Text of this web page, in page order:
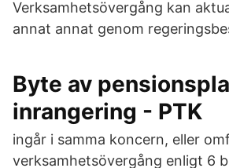
Verksamhetsövergång kan
annat annat genom
Byte av
inrangering - PTK
ingår i samma koncern, eller
verksamhetsövergång enligt 6